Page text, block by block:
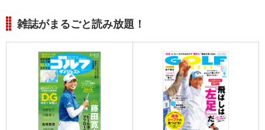
雑誌がまるごと読み放題！